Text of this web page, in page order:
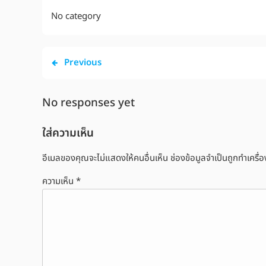
No category
Previous
No responses yet
ใส่ความเห็น
อีเมลของคุณจะไม่แสดงให้คนอื่นเห็น ช่องข้อมูลจำเป็นถูกทำเครื่
ความเห็น *